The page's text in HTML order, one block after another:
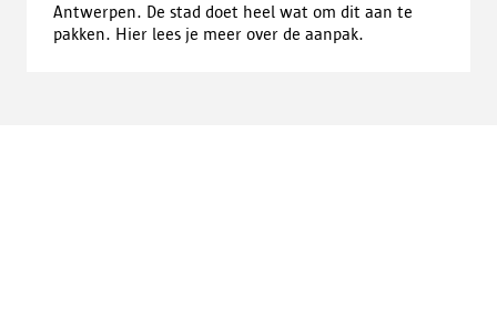
Antwerpen. De stad doet heel wat om dit aan te
pakken. Hier lees je meer over de aanpak.